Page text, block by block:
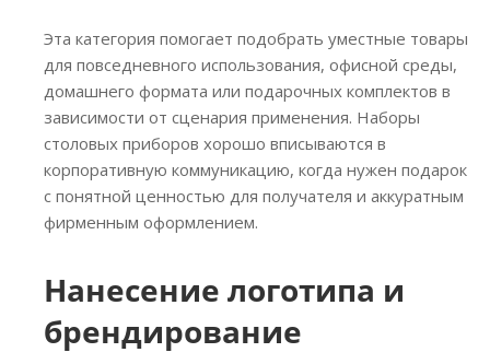
Эта категория помогает подобрать уместные товары
для повседневного использования, офисной среды,
домашнего формата или подарочных комплектов в
зависимости от сценария применения. Наборы
столовых приборов хорошо вписываются в
корпоративную коммуникацию, когда нужен подарок
с понятной ценностью для получателя и аккуратным
фирменным оформлением.
Нанесение логотипа и
брендирование